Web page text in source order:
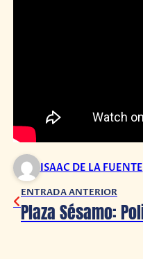
ISAAC DE LA FUENTE
ENTRADA ANTERIOR